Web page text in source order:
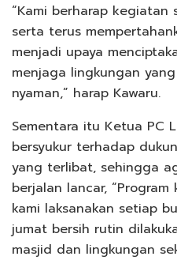
“Kami berharap
serta terus
menjadi upaya
menjaga lingkungan
nyaman,” harap Kawaru.
Sementara itu Ketua PC
bersyukur terhadap
yang terlibat, sehingga
berjalan lancar,
kami laksanakan setiap
jumat bersih rutin
masjid dan lingkungan